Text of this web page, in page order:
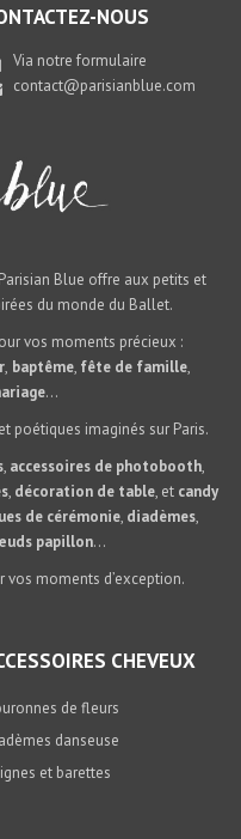
NOUS
Via notre formulaire
contact@parisianblue.com
Blue offre aux petits et
du monde du Ballet.
vos moments précieux :
, baptême, fête de famille,
...
et poétiques imaginés sur Paris.
, accessoires de photobooth,
, décoration de table, et candy
de cérémonie, diadèmes,
papillon…
vos moments d’exception.
CHEVEUX
de fleurs
danseuse
et barettes